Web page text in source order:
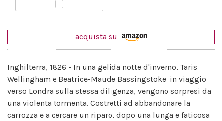
acquista su
Inghilterra, 1826 - In una gelida notte d'inverno, Taris
Wellingham e Beatrice-Maude Bassingstoke, in viaggio
verso Londra sulla stessa diligenza, vengono sorpresi da
una violenta tormenta. Costretti ad abbandonare la
carrozza e a cercare un riparo, dopo una lunga e faticosa